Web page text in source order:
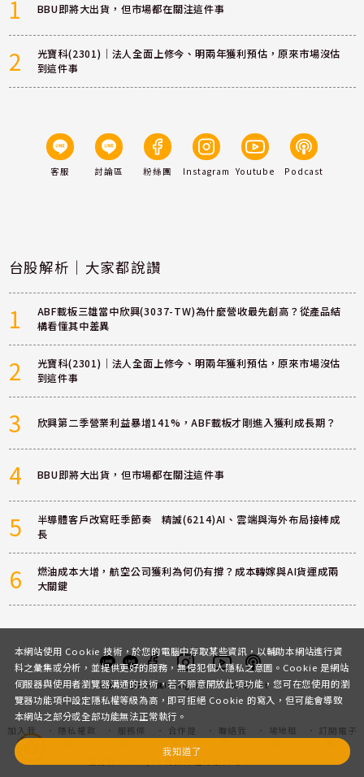
1 BBU即將大出貨，但市場都在關注這件事
2
光寶科(2301)｜法人全面上修今、明兩年獲利預估，原來市場沒估
到這件事
客服 討論區 粉絲團 Instagram Youtube Podcast
台股解析｜大家都說讚
1
ABF載板三雄當中欣興(3037-TW)為什麼營收最先創高？從產品結
構看懂其中差異
2
光寶科(2301)｜法人全面上修今、明兩年獲利預估，原來市場沒估
到這件事
3 欣興第二季營業利益暴增141%，ABF載板才剛進入獲利成長期？
4 BBU即將大出貨，但市場都在關注這件事
5
半導體客戶改寫旺季節奏 精誠(6214)AI、雲端與海外布局接棒成
長
6
燃油成本大增，航空公司獲利為何仍有撐？成本轉嫁與AI貨運成兩
大關鍵
客服 討論區粉絲團InstagramYoutubePodcast
加入我
們
隱私權政
服務條
合作提
聯絡我
場地租
訂閱電子
本網站使用 Cookie 技術，於您的電腦中存取某些資訊，以輔助本網站進行資
料之彙集或分析，並提供更好的服務，無侵犯個人隱私之意圖。Cookie 是網站
伺服器與使用者瀏覽器溝通的技術，若不願意開放此項功能，您可在您使用的瀏
覽器功能項中設定隱私權等級為高，即可拒絕 Cookie 的寫入，但可能會導致
本網站之部分或全部功能無法正常執行。
我知道了